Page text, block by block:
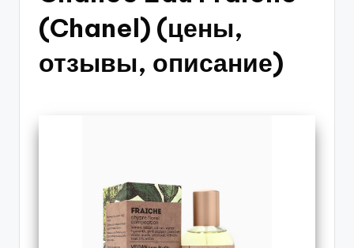
(Chanel) (цены,
отзывы, описание)